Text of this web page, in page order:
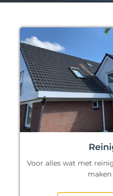
Voor alles wat met
maken